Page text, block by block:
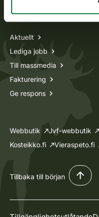
Information om
Aktuellt
Lediga jobb
Till massmedia
Fakturering
Ge respons
Webbutik Jvf-webbutik
Kosteikko.fi
Vieraspeto.fi
Tillbaka till början